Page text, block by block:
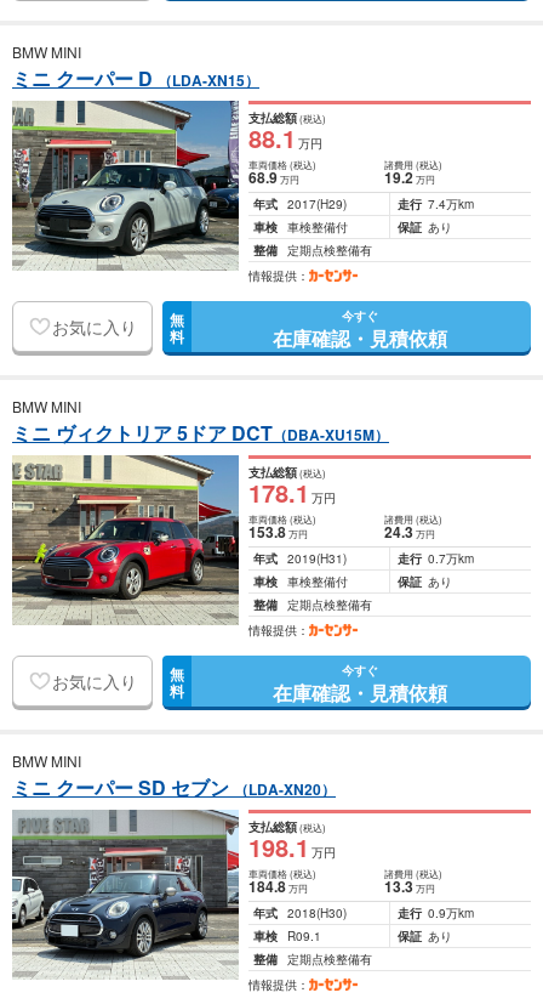
BMW MINI
ミニ クーパー D （LDA-XN15）
支払総額(税込)
88.1 万円
車両価格(税込)
68.9万円
諸費用 (税込)
19.2 万円
年式 2017(H29) 走行 7.4万km
車検 車検整備付 保証 あり
整備 定期点検整備有
情報提供：
お気に入り 無
料
今すぐ
在庫確認・見積依頼
BMW MINI
ミニ ヴィクトリア 5ドア DCT （DBA-XU15M）
支払総額(税込)
178.1 万円
車両価格(税込)
153.8万円
諸費用 (税込)
24.3 万円
年式 2019(H31) 走行 0.7万km
車検 車検整備付 保証 あり
整備 定期点検整備有
情報提供：
お気に入り 無
料
今すぐ
在庫確認・見積依頼
BMW MINI
ミニ クーパー SD セブン （LDA-XN20）
支払総額(税込)
198.1 万円
車両価格(税込)
184.8万円
諸費用 (税込)
13.3 万円
年式 2018(H30) 走行 0.9万km
車検
R09.1 保証 あり
整備 定期点検整備有
情報提供：